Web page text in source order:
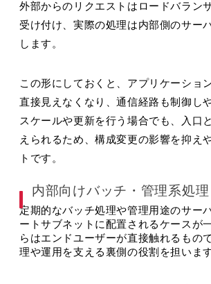
外部からのリクエストはロードバラン
受け付け、実際の処理は内部側のサー
します。
この形にしておくと、アプリケーショ
直接見えなくなり、通信経路も制御し
スケールや更新を行う場合でも、入口
えられるため、構成変更の影響を抑え
トです。
内部向けバッチ・管理系処理
定期的なバッチ処理や管理用途のサー
ートサブネットに配置されるケースが
らはエンドユーザーが直接触れるもの
理や運用を支える裏側の役割を担います